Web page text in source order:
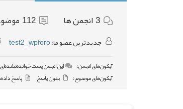
3انجمن ها 112
جدیدترین عضو ما:test2_wpforo
آیکون‌های انجمن: این انجمن پست خوانده‌نشده‌ای
آیکون‌های موضوع:
بدون پاسخ پاسخ